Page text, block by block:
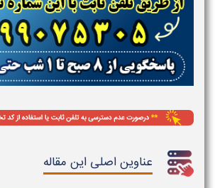
عناوین اصلی این مقاله